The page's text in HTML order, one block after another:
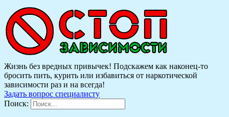
Жизнь без вредных привычек! Подскажем как наконец-то
бросить пить, курить или избавиться от наркотической
зависимости раз и на всегда!
Задать вопрос специалисту
Поиск: